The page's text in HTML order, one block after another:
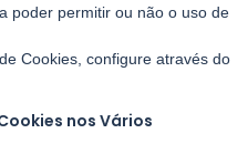
poder permitir ou não o uso de
Cookies, configure através do
nos Vários